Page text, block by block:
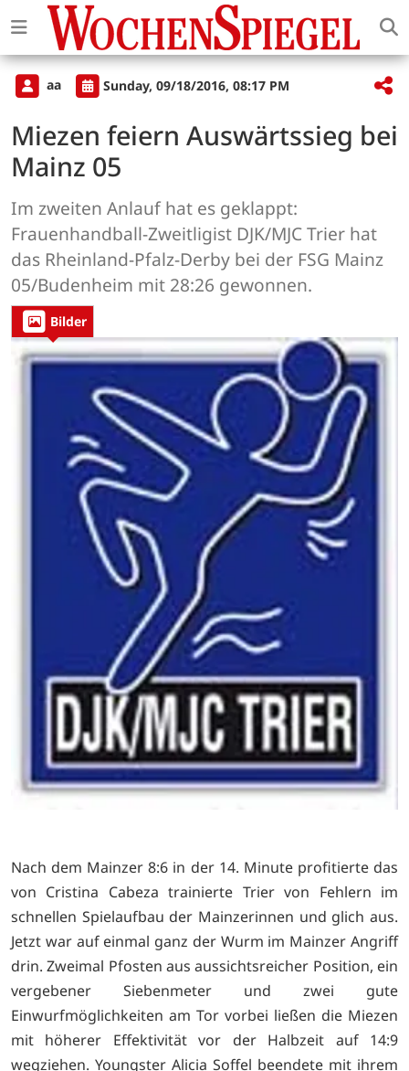
aa Sunday, 09/18/2016, 08:17 PM
Miezen feiern Auswärtssieg bei
Mainz 05
Im zweiten Anlauf hat es geklappt:
Frauenhandball-Zweitligist DJK/MJC Trier hat
das Rheinland-Pfalz-Derby bei der FSG Mainz
05/Budenheim mit 28:26 gewonnen.
Bilder
Nach dem Mainzer 8:6 in der 14. Minute profitierte das
von Cristina Cabeza trainierte Trier von Fehlern im
schnellen Spielaufbau der Mainzerinnen und glich aus.
Jetzt war auf einmal ganz der Wurm im Mainzer Angriff
drin. Zweimal Pfosten aus aussichtsreicher Position, ein
vergebener Siebenmeter und zwei gute
Einwurfmöglichkeiten am Tor vorbei ließen die Miezen
mit höherer Effektivität vor der Halbzeit auf 14:9
wegziehen. Youngster Alicia Soffel beendete mit ihrem